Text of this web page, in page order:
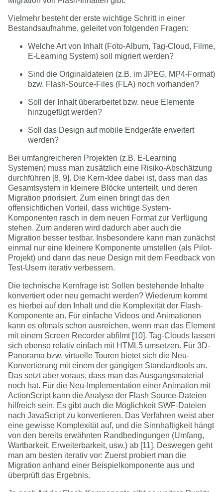
Vielmehr besteht der erste wichtige Schritt in einer
Bestandsaufnahme, geleitet von folgenden Fragen:
Welche Art von Inhalt (Foto-Album, Tag-Cloud, Filme,
E-Learning System) soll migriert werden?
Sind die Originaldateien (z.B. im JPEG, MP4-Format)
bzw. Flash-Source-Files (FLA) noch vorhanden?
Soll der Inhalt überarbeitet bzw. neue Elemente
hinzugefügt werden?
Soll das Design auf mobile Endgeräte erweitert
werden?
Bei umfangreicheren Projekten (z.B. E-Learning
Systemen) muss man zusätzlich eine Risiko-Abschätzung
durchführen [8, 9]. Die Kern-Idee dabei ist, dass man das
Gesamtsystem in kleinere Blöcke unterteilt, und deren
Migration priorisiert. Zum einen bringt das den
offensichtlichen Vorteil, dass wichtige System-
Komponenten rasch in dem neuen Format zur Verfügung
stehen. Zum anderen wird dadurch aber auch die
Migration besser testbar. Insbesondere kann man zunächst
einmal nur eine kleinere Komponente umstellen (als Pilot-
Projekt) und dann das neue Design mit dem Feedback von
Test-Usern iterativ verbessern.
Die technische Kernfrage ist: Sollen bestehende Inhalte
konvertiert oder neu gemacht werden? Wiederum kommt
es hierbei auf den Inhalt und die Komplexität der Flash-
Komponente an. Für einfache Videos und Animationen
kann es oftmals schon ausreichen, wenn man das Element
mit einem Screen Recorder abfilmt [10]. Tag-Clouds lassen
sich ebenso relativ einfach mit HTML5 umsetzen. Für 3D-
Panorama bzw. virtuelle Touren bietet sich die Neu-
Konvertierung mit einem der gängigen Standardtools an.
Das setzt aber voraus, dass man das Ausgangsmaterial
noch hat. Für die Neu-Implementation einer Animation mit
ActionScript kann die Analyse der Flash Source-Dateien
hilfreich sein. Es gibt auch die Möglichkeit SWF-Dateien
nach JavaScript zu konvertieren. Das Verfahren weist aber
eine gewisse Komplexität auf, und die Sinnhaftigkeit hängt
von den bereits erwähnten Randbedingungen (Umfang,
Wartbarkeit, Erweiterbarkeit, usw.) ab [11]. Deswegen geht
man am besten iterativ vor: Zuerst probiert man die
Migration anhand einer Beispielkomponente aus und
überprüft das Ergebnis.